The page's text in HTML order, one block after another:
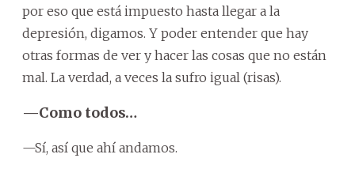
por eso que está impuesto hasta llegar a la
depresión, digamos. Y poder entender que hay
otras formas de ver y hacer las cosas que no están
mal. La verdad, a veces la sufro igual (risas).
—Como todos…
—Sí, así que ahí andamos.